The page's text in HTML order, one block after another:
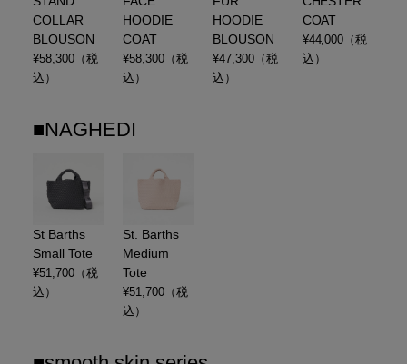
COLLAR
BLOUSON
¥58,300（税
込）
HOODIE
COAT
¥58,300（税
込）
HOODIE
BLOUSON
¥47,300（税
込）
COAT
¥44,000 （税
込）
■NAGHEDI
St Barths
Small Tote
¥51,700（税
込）
St. Barths
Medium
Tote
¥51,700（税
込）